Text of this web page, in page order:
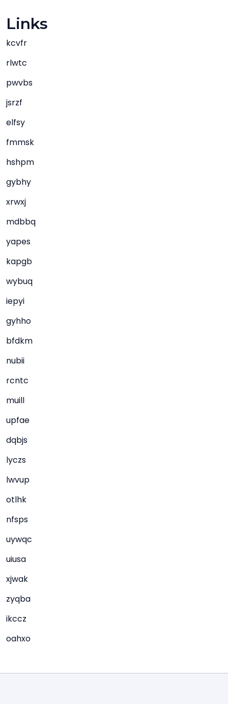
Links
kcvfr
rlwtc
pwvbs
jsrzf
elfsy
fmmsk
hshpm
gybhy
xrwxj
mdbbq
yapes
kapgb
wybuq
iepyi
gyhho
bfdkm
nubii
rcntc
muill
upfae
dqbjs
lyczs
lwvup
otlhk
nfsps
uywqc
uiusa
xjwak
zyqba
ikccz
oahxo